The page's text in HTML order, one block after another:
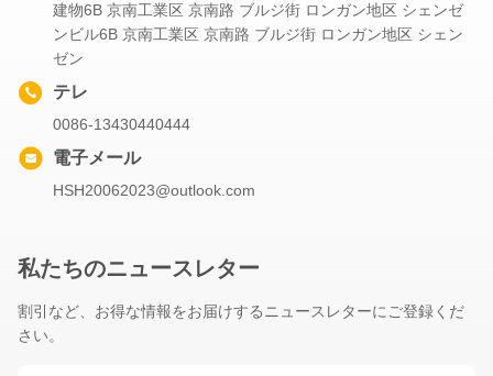
建物6B 京南工業区 京南路 ブルジ街 ロンガン地区 シェンゼ
ンビル6B 京南工業区 京南路 ブルジ街 ロンガン地区 シェン
ゼン
テレ
0086-13430440444
電子メール
HSH20062023@outlook.com
私たちのニュースレター
割引など、お得な情報をお届けするニュースレターにご登録くだ
さい。